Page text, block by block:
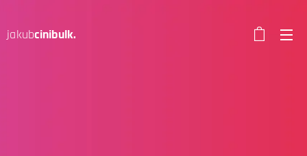
jakubcinibulk.